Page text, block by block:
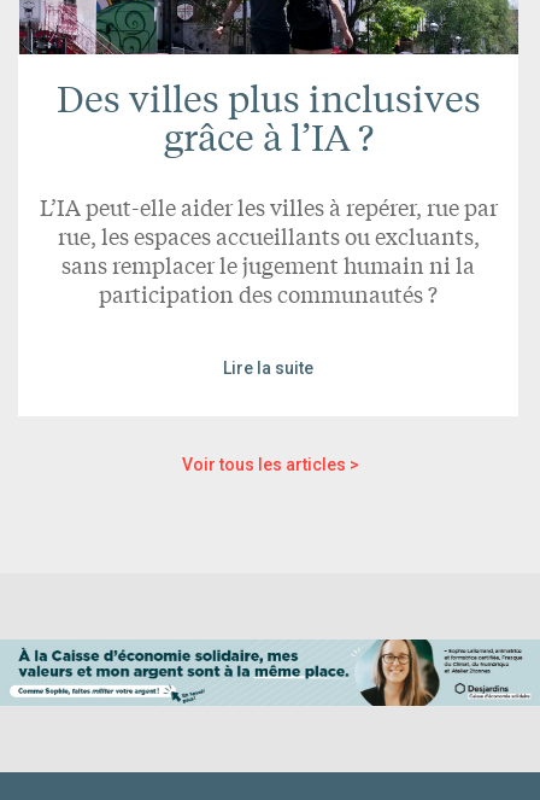
Des villes plus inclusives
grâce à l’IA ?
L’IA peut-elle aider les villes à repérer, rue par
rue, les espaces accueillants ou excluants,
sans remplacer le jugement humain ni la
participation des communautés ?
Lire la suite
Voir tous les articles >